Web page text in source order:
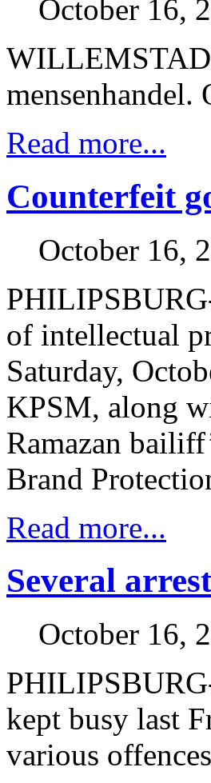
October 16,
WILLEMSTAD
mensenhandel.
Read more...
Counterfeit
October 16,
of intellectual
Saturday,
KPSM, along
Ramazan
Brand
Read more...
Several
October 16,
kept busy last
various